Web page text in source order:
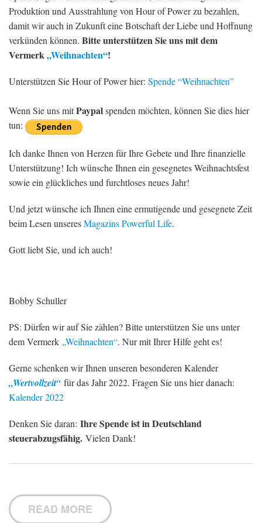
Produktion und Ausstrahlung von Hour of Power zu bezahlen,
damit wir auch in Zukunft eine Botschaft der Liebe und Hoffnung
verkünden können. Bitte unterstützen Sie uns mit dem
Vermerk„Weihnachten“!
Unterstützen Sie Hour of Power hier: Spende “Weihnachten”
Wenn Sie uns mitPaypalspenden möchten, können Sie dies hier
tun:
Ich danke Ihnen von Herzen für Ihre Gebete und Ihre finanzielle
Unterstützung! Ich wünsche Ihnen ein gesegnetes Weihnachtsfest
sowie ein glückliches und furchtloses neues Jahr!
Und jetzt wünsche ich Ihnen eine ermutigende und gesegnete Zeit
beim Lesen unseresMagazins Powerful Life.
Gott liebt Sie, und ich auch!
Bobby Schuller
PS: Dürfen wir auf Sie zählen? Bitte unterstützen Sie uns unter
dem Vermerk „Weihnachten“. Nur mit Ihrer Hilfe geht es!
Gerne schenken wir Ihnen unseren besonderen Kalender
„Wertvollzeit“ für das Jahr 2022. Fragen Sie uns hier danach:
Kalender 2022
Denken Sie daran: Ihre Spende ist in Deutschland
steuerabzugsfähig. Vielen Dank!
READ MORE